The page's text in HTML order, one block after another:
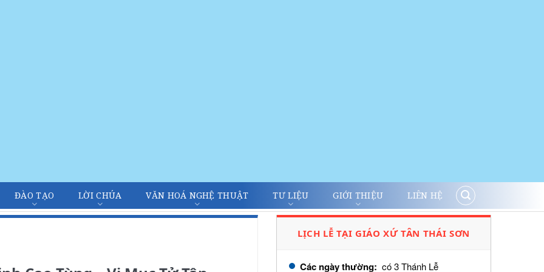
ĐÀO TẠO LỜI CHÚA VĂN HOÁ NGHỆ THUẬT TƯ LIỆU GIỚI THIỆU LIÊN HỆ
LỊCH LỄ TẠI GIÁO XỨ TÂN THÁI SƠN
Các ngày thường: có 3 Thánh Lễ